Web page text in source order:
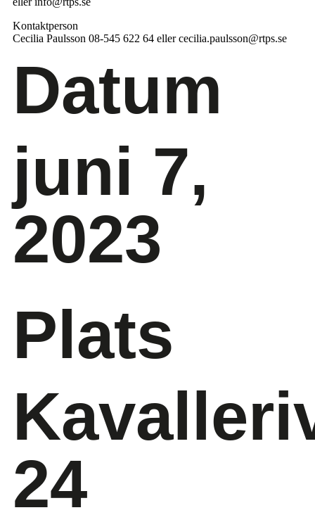
Kontaktperson
Cecilia Paulsson 08-545 622 64 eller cecilia.paulsson@rtps.se
Datum
juni 7,
2023
Plats
24